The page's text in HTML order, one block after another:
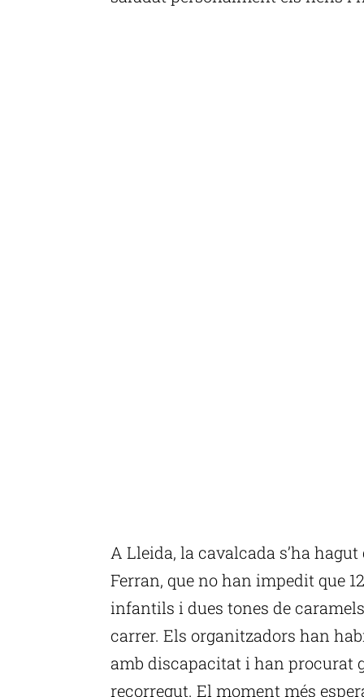
A Lleida, la cavalcada s’ha
Ferran, que no han impedit que
infantils i dues tones de
carrer. Els organitzadors han
amb discapacitat i han procurat
recorregut. El moment més